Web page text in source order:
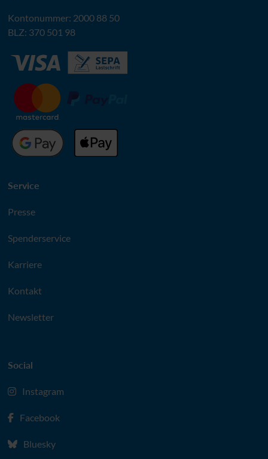
Kontonummer: 2000 88 50
BLZ: 370 501 98
Service
Presse
Spenderservice
Karriere
Kontakt
Newsletter
Social
Instagram
Facebook
Bluesky